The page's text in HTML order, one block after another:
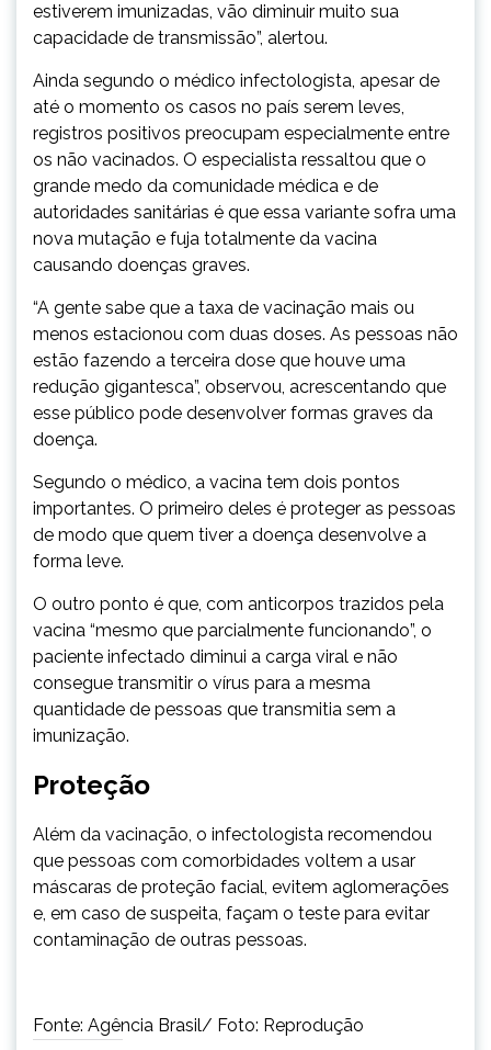
estiverem imunizadas, vão diminuir muito sua
capacidade de transmissão”, alertou.
Ainda segundo o médico infectologista, apesar de
até o momento os casos no país serem leves,
registros positivos preocupam especialmente entre
os não vacinados. O especialista ressaltou que o
grande medo da comunidade médica e de
autoridades sanitárias é que essa variante sofra uma
nova mutação e fuja totalmente da vacina
causando doenças graves.
“A gente sabe que a taxa de vacinação mais ou
menos estacionou com duas doses. As pessoas não
estão fazendo a terceira dose que houve uma
redução gigantesca”, observou, acrescentando que
esse público pode desenvolver formas graves da
doença.
Segundo o médico, a vacina tem dois pontos
importantes. O primeiro deles é proteger as pessoas
de modo que quem tiver a doença desenvolve a
forma leve.
O outro ponto é que, com anticorpos trazidos pela
vacina “mesmo que parcialmente funcionando”, o
paciente infectado diminui a carga viral e não
consegue transmitir o vírus para a mesma
quantidade de pessoas que transmitia sem a
imunização.
Proteção
Além da vacinação, o infectologista recomendou
que pessoas com comorbidades voltem a usar
máscaras de proteção facial, evitem aglomerações
e, em caso de suspeita, façam o teste para evitar
contaminação de outras pessoas.
Fonte: Agência Brasil/ Foto: Reprodução